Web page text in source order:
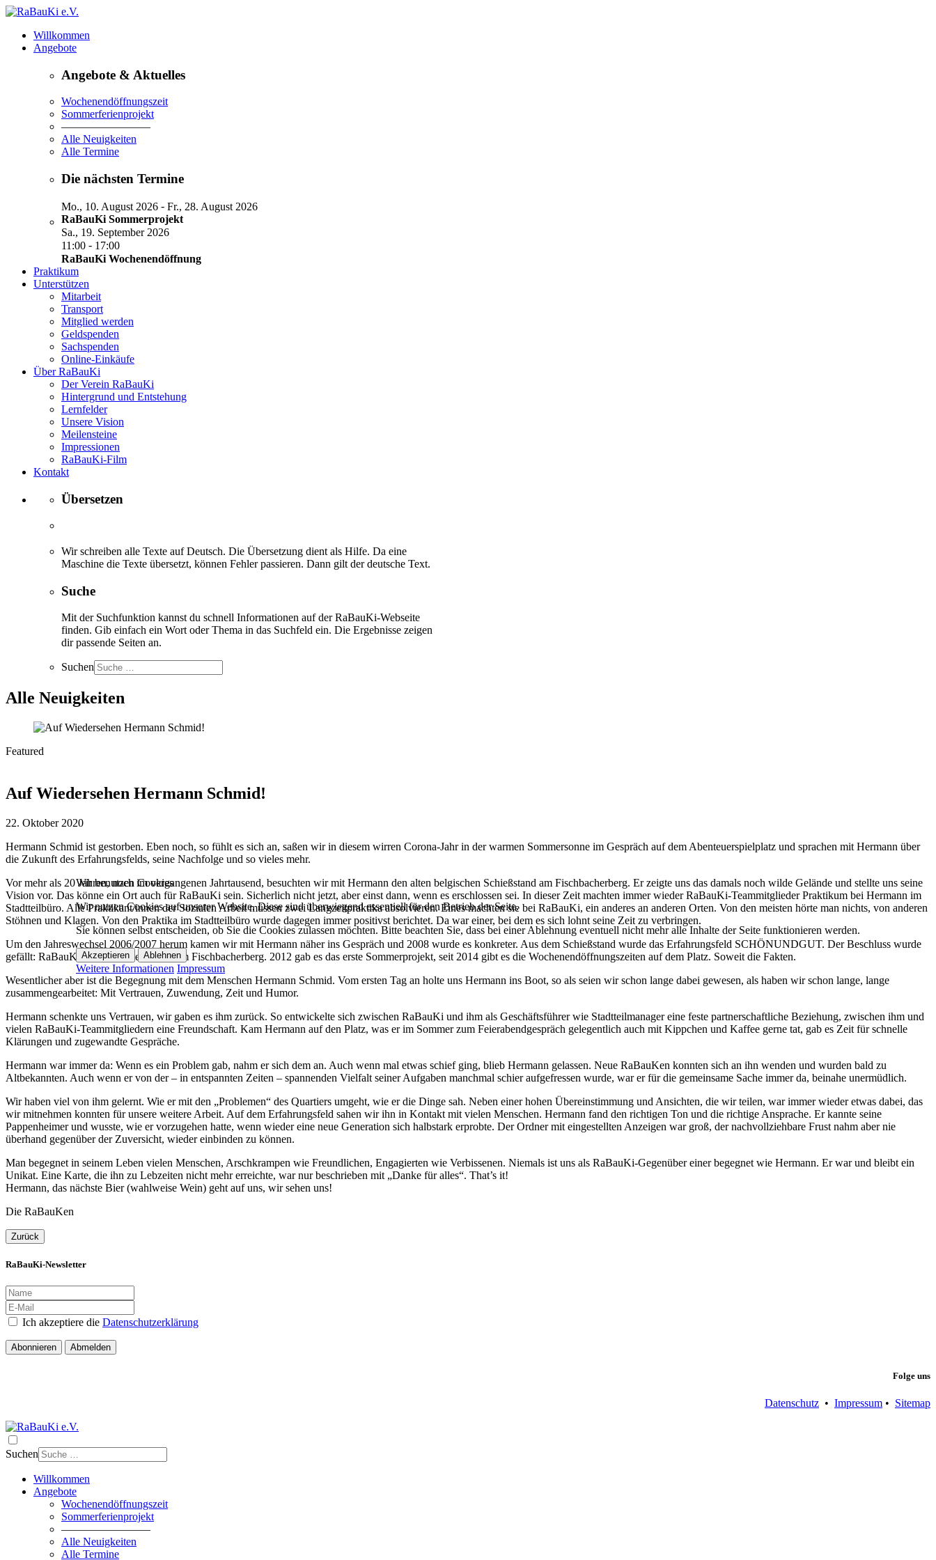
Willkommen
Angebote
Angebote & Aktuelles
Wochenendöffnungszeit
Sommerferienprojekt
————————
Alle Neuigkeiten
Alle Termine
Die nächsten Termine
Mo., 10. August 2026 - Fr., 28. August 2026
RaBauKi Sommerprojekt
Sa., 19. September 2026
11:00 - 17:00
RaBauKi Wochenendöffnung
Praktikum
Unterstützen
Mitarbeit
Transport
Mitglied werden
Geldspenden
Sachspenden
Online-Einkäufe
Über RaBauKi
Der Verein RaBauKi
Hintergrund und Entstehung
Lernfelder
Unsere Vision
Meilensteine
Impressionen
RaBauKi-Film
Kontakt
Übersetzen
Wir schreiben alle Texte auf Deutsch. Die Übersetzung dient als Hilfe. Da eine
Maschine die Texte übersetzt, können Fehler passieren. Dann gilt der deutsche Text.
Suche
Mit der Suchfunktion kannst du schnell Informationen auf der RaBauKi-Webseite
finden. Gib einfach ein Wort oder Thema in das Suchfeld ein. Die Ergebnisse zeigen
dir passende Seiten an.
Suchen
Alle Neuigkeiten
Featured
Auf Wiedersehen Hermann Schmid!
22. Oktober 2020
Hermann Schmid ist gestorben. Eben noch, so fühlt es sich an, saßen wir in diesem wirren Corona-Jahr in der warmen Sommersonne im Gespräch auf dem Abenteuerspielplatz und sprachen mit Hermann über
die Zukunft des Erfahrungsfelds, seine Nachfolge und so vieles mehr.
Vor mehr als 20 Jahren, noch im vergangenen Jahrtausend, besuchten wir mit Hermann den alten belgischen Schießstand am Fischbacherberg. Er zeigte uns das damals noch wilde Gelände und stellte uns seine
Vision vor. Das könne ein Ort auch für RaBauKi sein. Sicherlich nicht jetzt, aber einst dann, wenn es erschlossen sei. In dieser Zeit machten immer wieder RaBauKi-Teammitglieder Praktikum bei Hermann im
Stadtteilbüro. Alle Praktikant/innen der Sozialen Arbeit müssen zwei Langzeitpraktika absolvieren. Eines machten sie bei RaBauKi, ein anderes an anderen Orten. Von den meisten hörte man nichts, von anderen
Stöhnen und Klagen. Von den Praktika im Stadtteilbüro wurde dagegen immer positivst berichtet. Da war einer, bei dem es sich lohnt seine Zeit zu verbringen.
Um den Jahreswechsel 2006/2007 herum kamen wir mit Hermann näher ins Gespräch und 2008 wurde es konkreter. Aus dem Schießstand wurde das Erfahrungsfeld SCHÖNUNDGUT. Der Beschluss wurde
gefällt: RaBauKi zog vom Giersberg zum Fischbacherberg. 2012 gab es das erste Sommerprojekt, seit 2014 gibt es die Wochenendöffnungszeiten auf dem Platz. Soweit die Fakten.
Wesentlicher aber ist die Begegnung mit dem Menschen Hermann Schmid. Vom ersten Tag an holte uns Hermann ins Boot, so als seien wir schon lange dabei gewesen, als haben wir schon lange, lange
zusammengearbeitet: Mit Vertrauen, Zuwendung, Zeit und Humor.
Hermann schenkte uns Vertrauen, wir gaben es ihm zurück. So entwickelte sich zwischen RaBauKi und ihm als Geschäftsführer wie Stadtteilmanager eine feste partnerschaftliche Beziehung, zwischen ihm und
vielen RaBauKi-Teammitgliedern eine Freundschaft. Kam Hermann auf den Platz, was er im Sommer zum Feierabendgespräch gelegentlich auch mit Kippchen und Kaffee gerne tat, gab es Zeit für schnelle
Klärungen und zugewandte Gespräche.
Hermann war immer da: Wenn es ein Problem gab, nahm er sich dem an. Auch wenn mal etwas schief ging, blieb Hermann gelassen. Neue RaBauKen konnten sich an ihn wenden und wurden bald zu
Altbekannten. Auch wenn er von der – in entspannten Zeiten – spannenden Vielfalt seiner Aufgaben manchmal schier aufgefressen wurde, war er für die gemeinsame Sache immer da, beinahe unermüdlich.
Wir haben viel von ihm gelernt. Wie er mit den „Problemen“ des Quartiers umgeht, wie er die Dinge sah. Neben einer hohen Übereinstimmung und Ansichten, die wir teilen, war immer wieder etwas dabei, das
wir mitnehmen konnten für unsere weitere Arbeit. Auf dem Erfahrungsfeld sahen wir ihn in Kontakt mit vielen Menschen. Hermann fand den richtigen Ton und die richtige Ansprache. Er kannte seine
Pappenheimer und wusste, wie er vorzugehen hatte, wenn wieder eine neue Generation sich halbstark erprobte. Der Ordner mit eingestellten Anzeigen war groß, der nachvollziehbare Frust nahm aber nie
überhand gegenüber der Zuversicht, wieder einbinden zu können.
Man begegnet in seinem Leben vielen Menschen, Arschkrampen wie Freundlichen, Engagierten wie Verbissenen. Niemals ist uns als RaBauKi-Gegenüber einer begegnet wie Hermann. Er war und bleibt ein
Unikat. Eine Karte, die ihn zu Lebzeiten nicht mehr erreichte, war nur beschrieben mit „Danke für alles“. That’s it!
Hermann, das nächste Bier (wahlweise Wein) geht auf uns, wir sehen uns!
Die RaBauKen
Zurück
RaBauKi-Newsletter
Ich akzeptiere die Datenschutzerklärung
Abonnieren Abmelden
Folge uns
Datenschutz • Impressum • Sitemap
Suchen
Willkommen
Angebote
Wochenendöffnungszeit
Sommerferienprojekt
————————
Alle Neuigkeiten
Alle Termine
Wir benutzen Cookies
Wir nutzen Cookies auf unserer Website. Diese sind überwiegend essentiell für den Betrieb der Seite.
Sie können selbst entscheiden, ob Sie die Cookies zulassen möchten. Bitte beachten Sie, dass bei einer Ablehnung eventuell nicht mehr alle Inhalte der Seite funktionieren werden.
Akzeptieren Ablehnen
Weitere Informationen Impressum